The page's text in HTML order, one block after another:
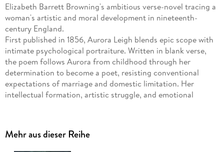
Elizabeth Barrett Browning's ambitious verse-novel tracing a
woman's artistic and moral development in nineteenth-
century England.
First published in 1856, Aurora Leigh blends epic scope with
intimate psychological portraiture. Written in blank verse,
the poem follows Aurora from childhood through her
determination to become a poet, resisting conventional
expectations of marriage and domestic limitation. Her
intellectual formation, artistic struggle, and emotional
addresses class division, women's education, industrial
poverty, and the vocation of the artist. Browning's heroine
Mehr aus dieser Reihe